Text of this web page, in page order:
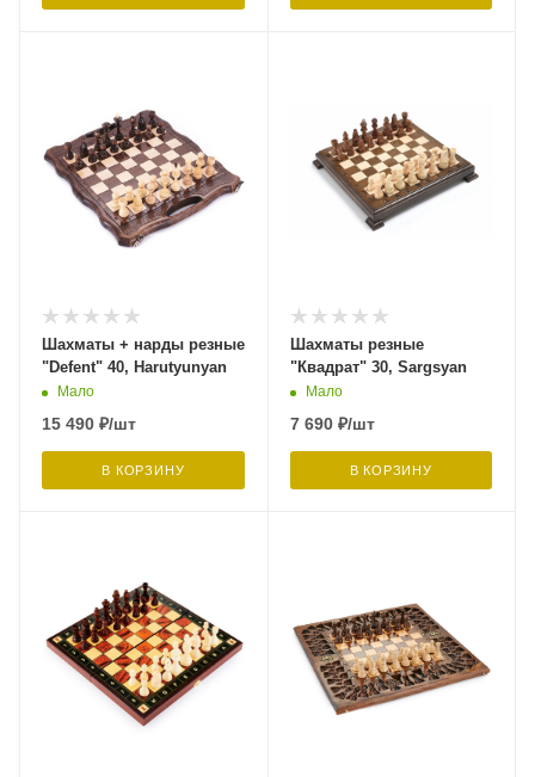
Шахматы + нарды резные
"Defent" 40, Harutyunyan
Мало
15 490 ₽/шт
В КОРЗИНУ
Шахматы резные
"Квадрат" 30, Sargsyan
Мало
7 690₽/шт
В КОРЗИНУ